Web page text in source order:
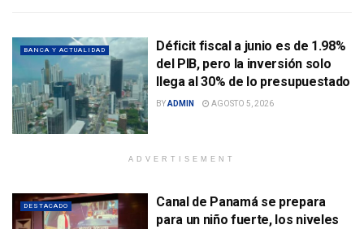
BANCA Y ACTUALIDAD
Déficit fiscal a junio es de 1.98%
del PIB, pero la inversión solo
llega al 30% de lo presupuestado
BYADMIN AGOSTO 5, 2026
ADVERTISEMENT
DESTACADO
Canal de Panamá se prepara
para un niño fuerte, los niveles